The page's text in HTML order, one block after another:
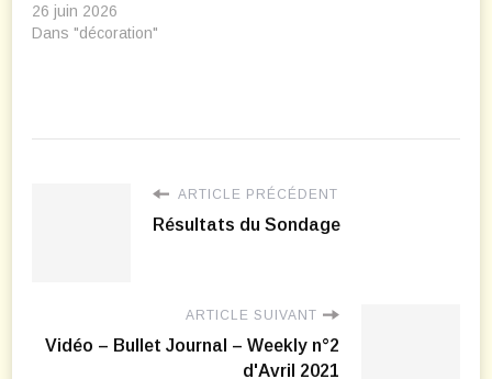
26 juin 2026
Dans "décoration"
ARTICLE PRÉCÉDENT
Résultats du Sondage
ARTICLE SUIVANT
Vidéo – Bullet Journal – Weekly n°2
d'Avril 2021